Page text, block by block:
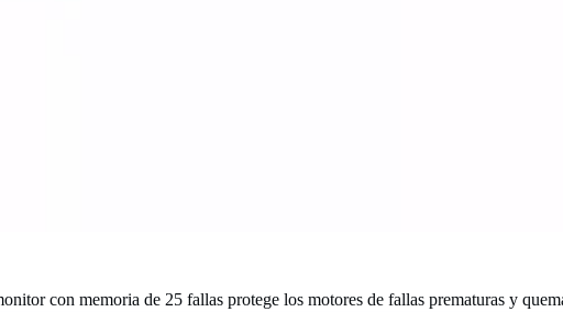
con memoria de 25 fallas protege los motores de fallas prematuras y